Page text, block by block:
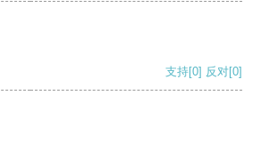
支持[0] 反对[0]